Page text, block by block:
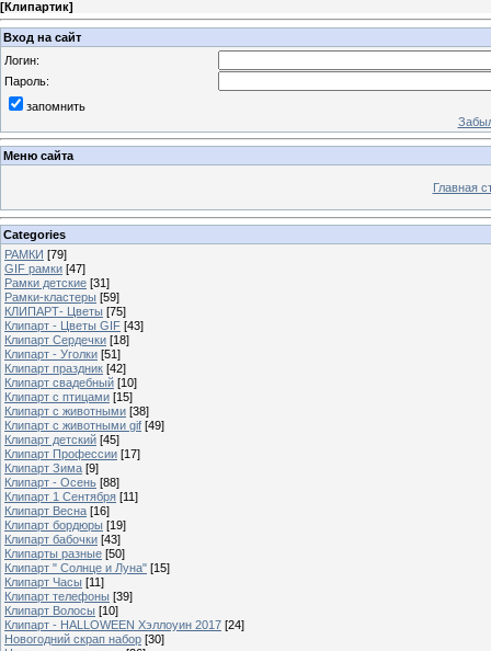
[Клипартик]
Вход на сайт
Логин:
Пароль:
запомнить
Меню сайта
Главная
Categories
РАМКИ [79]
GIF рамки [47]
Рамки детские [31]
Рамки-кластеры [59]
КЛИПАРТ- Цветы [75]
Клипарт - Цветы GIF [43]
Клипарт Сердечки [18]
Клипарт - Уголки [51]
Клипарт праздник [42]
Клипарт свадебный [10]
Клипарт с птицами [15]
Клипарт с животными [38]
Клипарт с животными gif [49]
Клипарт детский [45]
Клипарт Профессии [17]
Клипарт Зима [9]
Клипарт - Осень [88]
Клипарт 1 Сентября [11]
Клипарт Весна [16]
Клипарт бордюры [19]
Клипарт бабочки [43]
Клипарты разные [50]
Клипарт " Солнце и Луна" [15]
Клипарт Часы [11]
Клипарт телефоны [39]
Клипарт Волосы [10]
Клипарт - HALLOWEEN Хэллоуин 2017 [24]
Новогодний скрап набор [30]